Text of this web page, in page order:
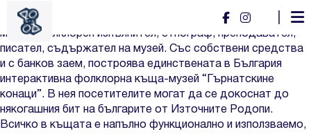
Филип Синапов
Филип е едва на 26 години, а вече е постигнал толкова
много. Фолклорен изпълнител, етнограф, преподавател,
писател, съдържател на музей. Със собствени средства
и с банков заем, построява единствената в България
интерактивна фолклорна къща-музей “Гърнатскине
конаци”. В нея посетителите могат да се докоснат до
някогашния бит на българите от Източните Родопи.
Всичко в къщата е напълно функционално и използваемо,